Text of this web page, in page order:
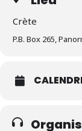
Crète
P.B. Box 265,